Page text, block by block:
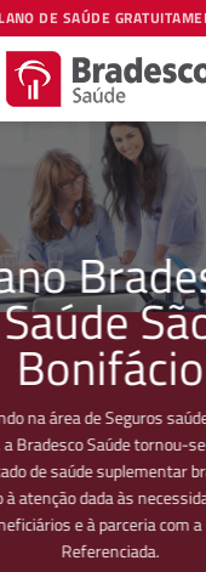
DE SAÚDE
Saúde
Bonifácio
na área de Seguros
Bradesco Saúde tornou-
de saúde suplementar
à atenção dada às
e à parceria com a
Referenciada.